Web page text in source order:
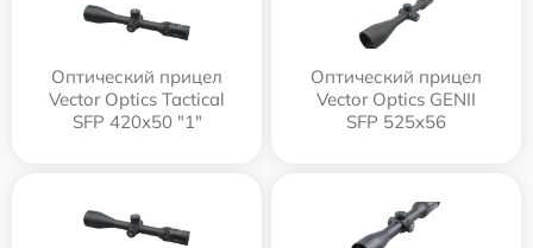
Оптический прицел
Vector Optics Tactical
SFP 420x50 "1"
Оптический прицел
Vector Optics GENII
SFP 525x56